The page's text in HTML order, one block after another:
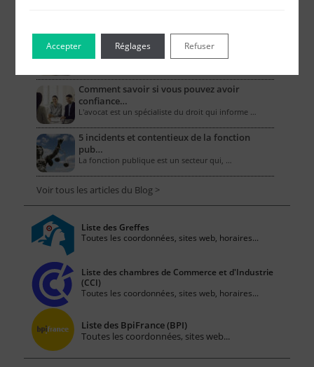
Les assurances obligatoires des artisans
Quel que soit son domaine de compétences, un …
Comment savoir si vous pouvez avoir
confiance…
L'avocat est un spécialiste du droit qui informe …
5 incidents et contentieux de la fonction
pub…
La fonction publique est un secteur qui, …
Voir tous les articles du Blog >
Liste des Greffes
Toutes les coordonnées, sites web, horaires...
Liste des chambres de Commerce et d'Industrie
(CCI)
Toutes les coordonnées, sites web, horaires...
Liste des BpiFrance (BPI)
Toutes les coordonnées, sites web...
Accepter Refuser
Réglages